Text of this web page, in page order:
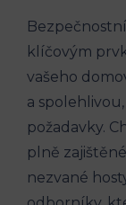
klíčovým
vašeho
a
požadavky.
plně
nezvané